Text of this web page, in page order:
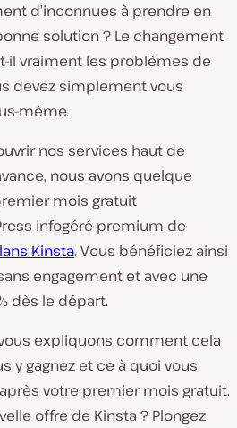
d’inconnues à prendre en
solution ? Le changement
il vraiment les problèmes de
devez simplement vous
même.
nos services haut de
nous avons quelque
mois gratuit
infogéré premium de
Kinsta. Vous bénéficiez ainsi
engagement et avec une
dès le départ.
expliquons comment cela
y gagnez et ce à quoi vous
votre premier mois gratuit.
offre de Kinsta ? Plongez